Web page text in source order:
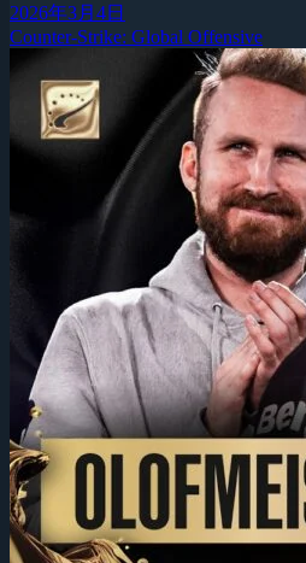
2026年3月4日
Counter-Strike: Global Offensive